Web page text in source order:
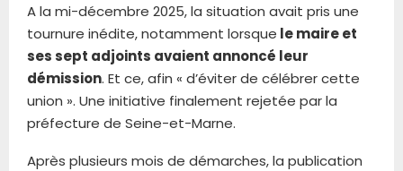
A la mi-décembre 2025, la situation avait pris une
tournure inédite, notamment lorsque le maire et
ses sept adjoints avaient annoncé leur
démission. Et ce, afin « d’éviter de célébrer cette
union ». Une initiative finalement rejetée par la
préfecture de Seine-et-Marne.
Après plusieurs mois de démarches, la publication